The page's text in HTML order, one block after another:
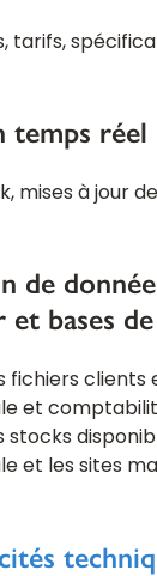
tarifs,
temps réel
mises à jour
de
bases
fichiers clients
et
stocks
et les sites